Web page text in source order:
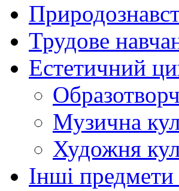
Трудове
Естетичний
Музична
Художня
Інші